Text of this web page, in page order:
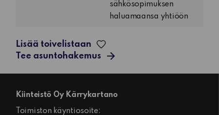
sähkösopimuksen
haluamaansa yhtiöön
Lisää toivelistaan
Tee asuntohakemus
Kiinteistö Oy Kärrykartano
Toimiston käyntiosoite: